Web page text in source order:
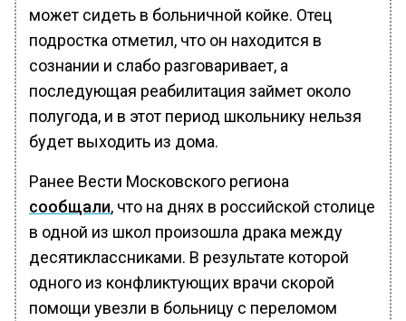
может сидеть в больничной койке. Отец
подростка отметил, что он находится в
сознании и слабо разговаривает, а
последующая реабилитация займет около
полугода, и в этот период школьнику нельзя
будет выходить из дома.
Ранее Вести Московского региона
сообщали, что на днях в российской столице
в одной из школ произошла драка между
десятиклассниками. В результате которой
одного из конфликтующих врачи скорой
помощи увезли в больницу с переломом